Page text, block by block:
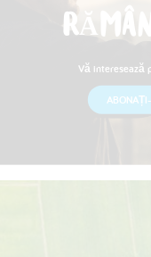
Vă interesează